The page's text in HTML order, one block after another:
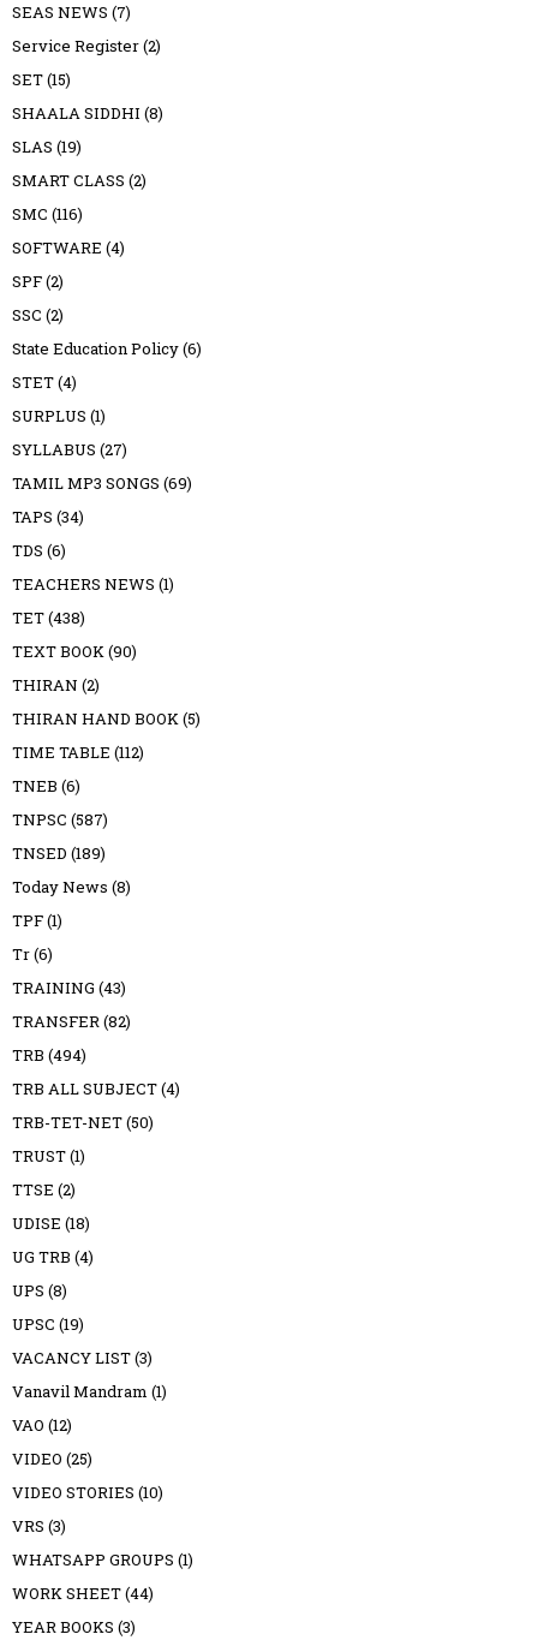
SEAS NEWS (7)
Service Register(2)
SET(15)
SHAALA SIDDHI (8)
SLAS (19)
SMART CLASS (2)
SMC (116)
SOFTWARE (4)
SPF(2)
SSC (2)
State Education Policy(6)
STET(4)
SURPLUS (1)
SYLLABUS (27)
TAMIL MP3 SONGS (69)
TAPS (34)
TDS (6)
TEACHERS NEWS (1)
TET(438)
TEXT BOOK(90)
THIRAN (2)
THIRAN HAND BOOK(5)
TIME TABLE (112)
TNEB (6)
TNPSC (587)
TNSED (189)
Today News (8)
TPF(1)
Tr(6)
TRAINING (43)
TRANSFER(82)
TRB (494)
TRB ALL SUBJECT(4)
TRB-TET-NET(50)
TRUST(1)
TTSE (2)
UDISE (18)
UG TRB (4)
UPS (8)
UPSC (19)
VACANCY LIST(3)
Vanavil Mandram (1)
VAO (12)
VIDEO (25)
VIDEO STORIES (10)
VRS (3)
WHATSAPP GROUPS (1)
WORK SHEET(44)
YEAR BOOKS (3)